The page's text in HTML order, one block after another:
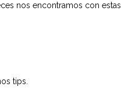
nos encontramos con estas
tips.